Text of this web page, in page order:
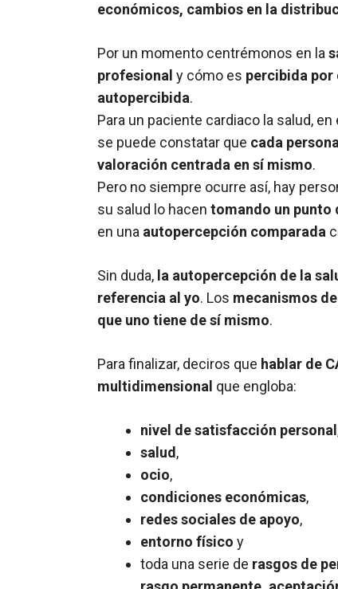
económicos, cambios en la
Por un momento centrémonos en la
profesional y cómo es percibida por
autopercibida.
Para un paciente cardiaco la salud,
se puede constatar que cada
valoración centrada en sí mismo.
Pero no siempre ocurre así, hay
su salud lo hacen tomando un punto
en una autopercepción comparada
Sin duda, la autopercepción de la
referencia al yo. Los mecanismos
que uno tiene de sí mismo.
Para finalizar, deciros que hablar de
multidimensional que engloba:
nivel de satisfacción personal
salud ,
ocio,
condiciones económicas,
redes sociales de apoyo,
entorno físico y
toda una serie de rasgos de